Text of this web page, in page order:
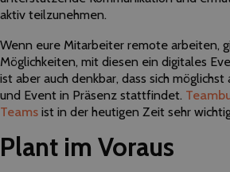
aktiv teilzunehmen.
Wenn eure Mitarbeiter remote arbeiten,
Möglichkeiten, mit diesen ein digitales
ist aber auch denkbar, dass sich
und Event in Präsenz stattfindet.
Teams ist in der heutigen Zeit sehr
Plant im Voraus